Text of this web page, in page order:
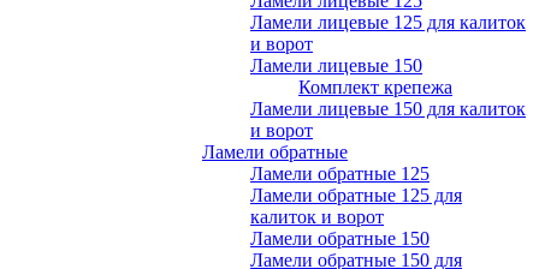
Ламели лицевые 125 для калиток
и ворот
Ламели лицевые 150
Комплект крепежа
Ламели лицевые 150 для калиток
и ворот
Ламели обратные
Ламели обратные 125
Ламели обратные 125 для
калиток и ворот
Ламели обратные 150
Ламели обратные 150 для